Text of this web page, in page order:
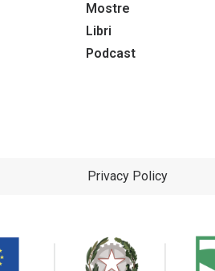
Mostre
Libri
Podcast
Privacy Policy